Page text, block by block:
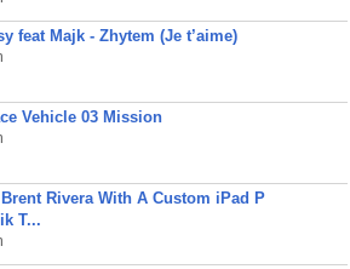
feat Majk - Zhytem (Je t’aime)
Vehicle 03 Mission
Brent Rivera With A Custom iPad P
T...